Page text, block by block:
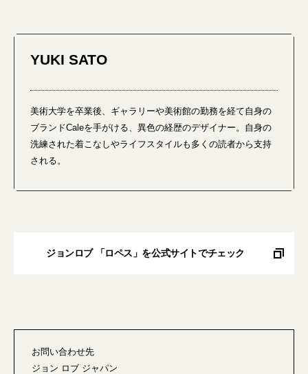
YUKI SATO
美術大学を卒業後、ギャラリーや美術館の勤務を経て自身の
ブランドCaleを手がける、異色の経歴のデザイナー。自身の
洗練された着こなしやライフスタイルも多くの読者から支持
される。
ジョンロブ 「ロペス」を公式サイトでチェック
お問い合わせ先
ジョン ロブ ジャパン